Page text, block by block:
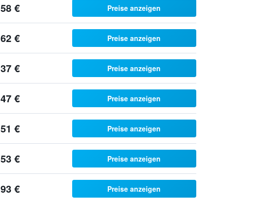
58 € Preise anzeigen
62 € Preise anzeigen
37 € Preise anzeigen
47 € Preise anzeigen
51 € Preise anzeigen
53 € Preise anzeigen
93 € Preise anzeigen